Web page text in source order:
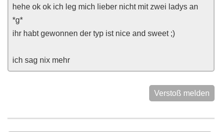
hehe ok ok ich leg mich lieber nicht mit zwei ladys an
*g*
ihr habt gewonnen der typ ist nice and sweet ;)
ich sag nix mehr
Verstoß melden